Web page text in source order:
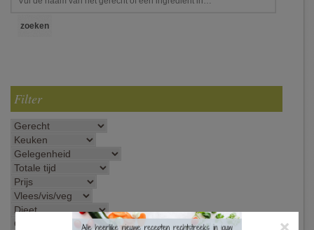
Filter